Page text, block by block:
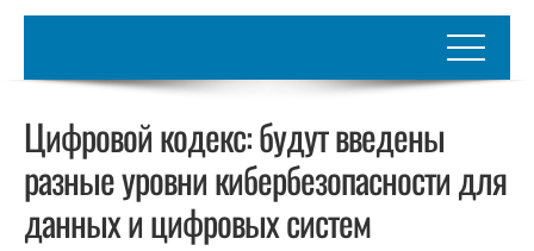
Цифровой кодекс: будут введены
разные уровни кибербезопасности для
данных и цифровых систем